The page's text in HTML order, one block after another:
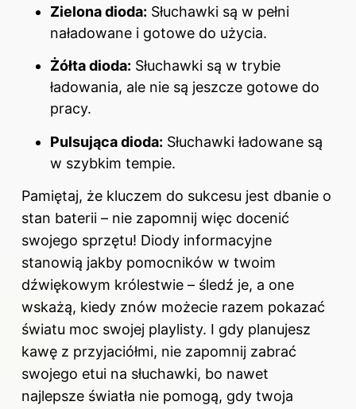
Zielona dioda: Słuchawki są w pełni
naładowane i gotowe do użycia.
Żółta dioda: Słuchawki są w trybie
ładowania, ale nie są jeszcze gotowe do
pracy.
Pulsująca dioda: Słuchawki ładowane są
w szybkim tempie.
Pamiętaj, że kluczem do sukcesu jest dbanie o
stan baterii – nie zapomnij więc docenić
swojego sprzętu! Diody informacyjne
stanowią jakby pomocników w twoim
dźwiękowym królestwie – śledź je, a one
wskażą, kiedy znów możecie razem pokazać
światu moc swojej playlisty. I gdy planujesz
kawę z przyjaciółmi, nie zapomnij zabrać
swojego etui na słuchawki, bo nawet
najlepsze światła nie pomogą, gdy twoja